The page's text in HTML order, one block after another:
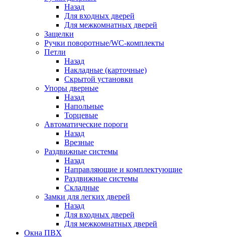
Назад
Для входных дверей
Для межкомнатных дверей
Защелки
Ручки поворотные/WC-комплекты
Петли
Назад
Накладные (карточные)
Скрытой установки
Упоры дверные
Назад
Напольные
Торцевые
Автоматические пороги
Назад
Врезные
Раздвижные системы
Назад
Направляющие и комплектующие
Раздвижные системы
Складные
Замки для легких дверей
Назад
Для входных дверей
Для межкомнатных дверей
Окна ПВХ